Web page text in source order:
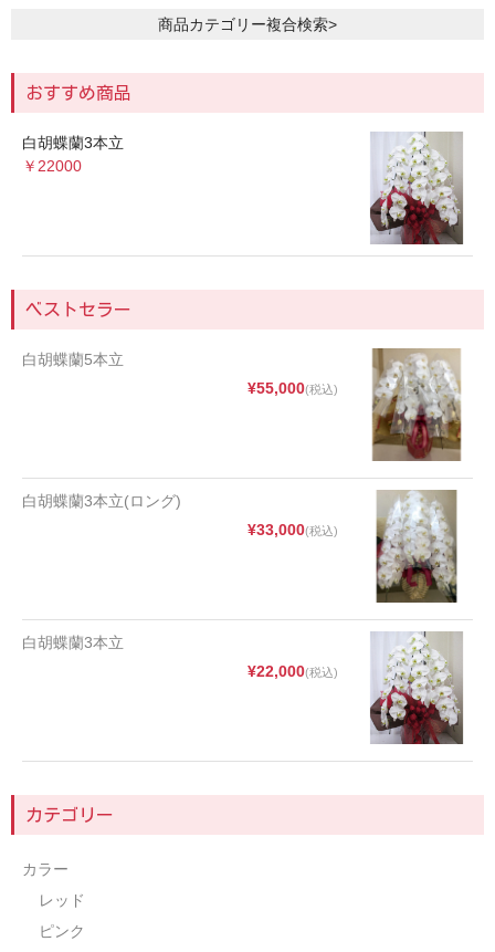
商品カテゴリー複合検索>
おすすめ商品
白胡蝶蘭3本立
￥22000
ベストセラー
白胡蝶蘭5本立
¥55,000(税込)
白胡蝶蘭3本立(ロング)
¥33,000(税込)
白胡蝶蘭3本立
¥22,000(税込)
カテゴリー
カラー
レッド
ピンク